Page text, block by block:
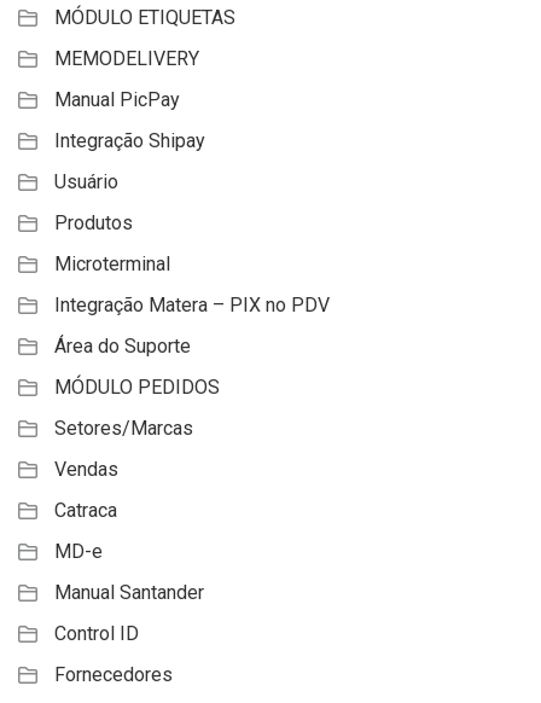
MÓDULO ETIQUETAS
MEMODELIVERY
Manual PicPay
Integração Shipay
Usuário
Produtos
Microterminal
Integração Matera – PIX no PDV
Área do Suporte
MÓDULO PEDIDOS
Setores/Marcas
Vendas
Catraca
MD-e
Manual Santander
Control ID
Fornecedores